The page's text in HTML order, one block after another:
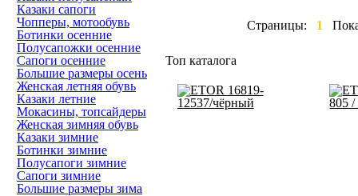
Казаки сапоги
Чопперы, мотообувь
Ботинки осенние
Полусапожки осенние
Сапоги осенние
Большие размеры осень
Женская летняя обувь
Казаки летние
Мокасины, топсайдеры
Женская зимняя обувь
Казаки зимние
Ботинки зимние
Полусапоги зимние
Сапоги зимние
Большие размеры зима
Страницы: 1
Топ каталога